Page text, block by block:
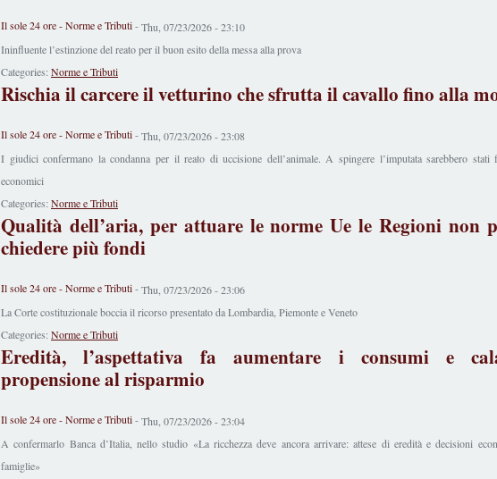
Il sole 24 ore - Norme e Tributi-Thu, 07/23/2026 - 23:10
Ininfluente l’estinzione del reato per il buon esito della messa alla prova
Categories: Norme e Tributi
Rischia il carcere il vetturino che sfrutta il cavallo fino alla
Il sole 24 ore - Norme e Tributi-Thu, 07/23/2026 - 23:08
I giudici confermano la condanna per il reato di uccisione dell’animale. A spingere l’imputata sarebbero stati
economici
Categories: Norme e Tributi
Qualità dell’aria, per attuare le norme Ue le Regioni non
chiedere più fondi
Il sole 24 ore - Norme e Tributi-Thu, 07/23/2026 - 23:06
La Corte costituzionale boccia il ricorso presentato da Lombardia, Piemonte e Veneto
Categories: Norme e Tributi
Eredità, l’aspettativa fa aumentare i consumi e
propensione al risparmio
Il sole 24 ore - Norme e Tributi-Thu, 07/23/2026 - 23:04
A confermarlo Banca d’Italia, nello studio «La ricchezza deve ancora arrivare: attese di eredità e decisioni
famiglie»